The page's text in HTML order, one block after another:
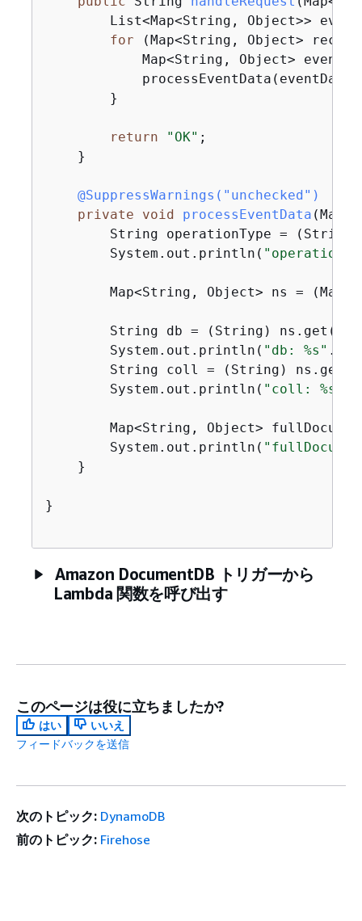
List<Map<String, Object>>
for (Map<String, Object>
Map<String, Object>
        }
return "OK" ;
    }
@SuppressWarnings("unchecked")
private
void processEventData
String operationType =
        System.out.println(
Map<String, Object> ns =
        String db = (String) ns.get(
        System.out.println(
"db: %s"
        String coll = (String) ns.get(
        System.out.println(
"coll: %s"
Map<String, Object>
        System.out.println(
    }
}
Amazon DocumentDB トリガーから
Lambda 関数を呼び出す
このページは役に立ちましたか?
はい
いいえ
フィードバックを送信
次のトピック: DynamoDB
前のトピック: Firehose